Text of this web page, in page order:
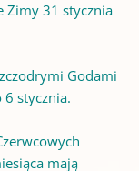
Zimy 31 stycznia
Godami
stycznia.
mają